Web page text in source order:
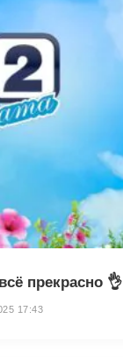
прекрасно 👌
17:43